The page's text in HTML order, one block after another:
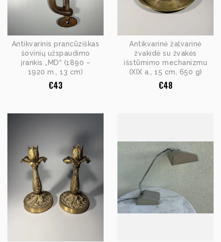
Antikvarinis prancūziškas
šovinių užspaudimo
įrankis „MD“ (1890 –
1920 m., 13 cm)
€43
Antikvarinė žalvarinė
žvakidė su žvakės
išstūmimo mechanizmu
(XIX a., 15 cm, 650 g)
€48